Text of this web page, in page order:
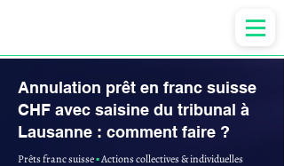
Annulation prêt en franc suisse
CHF avec saisine du tribunal à
Lausanne : comment faire ?
Prêts franc suisse▪︎Actions collectives & individuelles